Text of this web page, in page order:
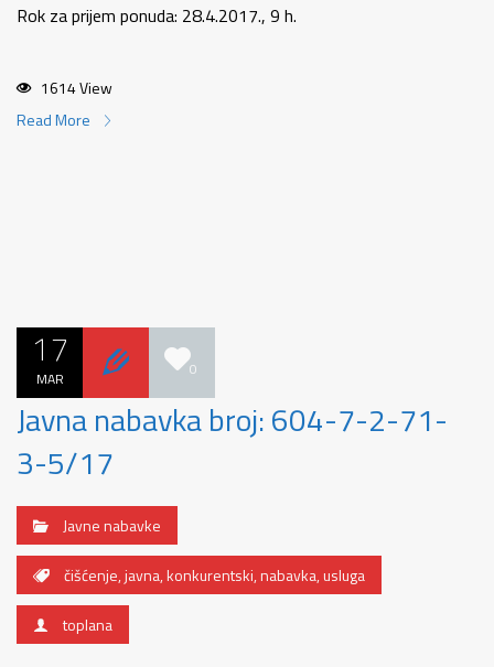
Rok za prijem ponuda: 28.4.2017., 9 h.
1614 View
Read More
17
MAR 0
Javna nabavka broj: 604-7-2-71-
3-5/17
Javne nabavke
čišćenje,javna,konkurentski,nabavka,usluga
toplana